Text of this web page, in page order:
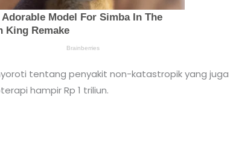
tentang penyakit non-katastropik yang juga
hampir Rp 1 triliun.